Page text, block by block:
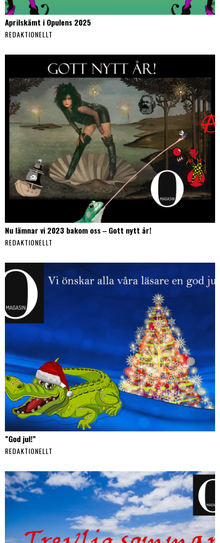
Aprilskämt i Opulens 2025
REDAKTIONELLT
Nu lämnar vi 2023 bakom oss ‒ Gott nytt år!
REDAKTIONELLT
”God jul!”
REDAKTIONELLT